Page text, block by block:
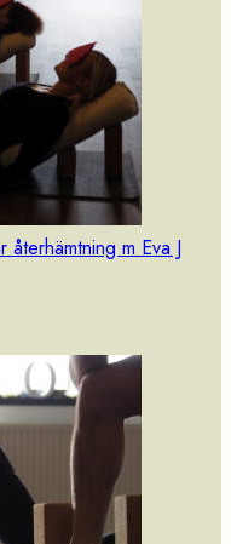
m Eva J